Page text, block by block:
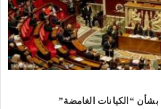
“الكيانات الغامضة”